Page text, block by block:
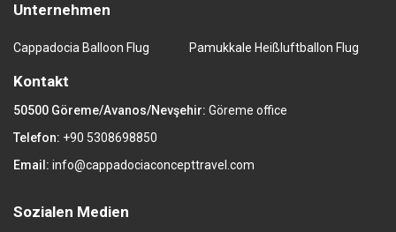
Unternehmen
Cappadocia Balloon Flug Pamukkale Heißluftballon Flug
Kontakt
50500 Göreme/Avanos/Nevşehir: Göreme office
Telefon: +90 5308698850
Email: info@cappadociaconcepttravel.com
Sozialen Medien